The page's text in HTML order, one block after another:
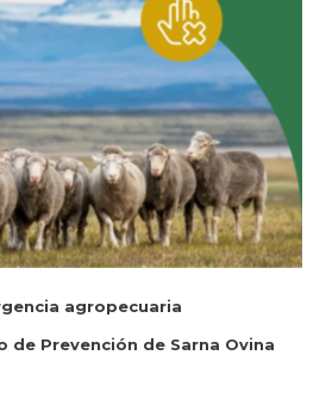
agropecuaria
de Prevención de Sarna Ovina